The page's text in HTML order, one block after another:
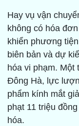
Hay vụ vận
không có hóa
khiển phương
biên bản và dự
hóa vi phạm.
Đông Hà, lực
phẩm kính mắt
phạt 11 triệu
hóa.